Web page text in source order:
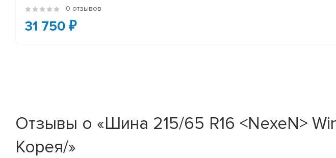
0 отзывов
31 750 ₽
Отзывы о «Шина 215/65 R16 <NexeN>
Корея/»